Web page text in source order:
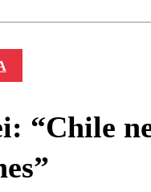
“Chile